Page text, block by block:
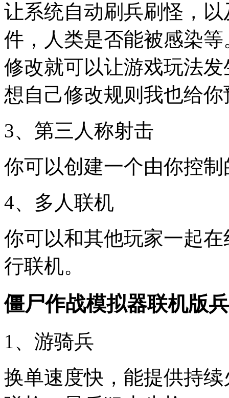
让系统自动刷兵刷怪，
件，人类是否能被感染
修改就可以让游戏玩法
想自己修改规则我也给
3、第三人称射击
你可以创建一个由你控
4、多人联机
你可以和其他玩家一起
行联机。
僵尸作战模拟器联机版
1、游骑兵
换单速度快，能提供持